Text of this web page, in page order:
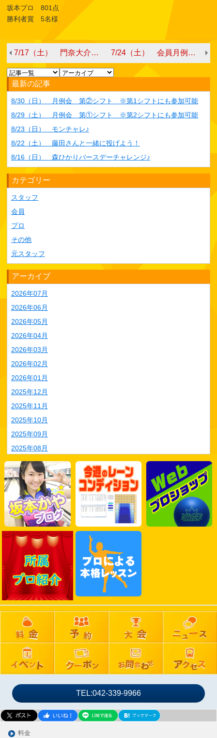
坂本プロ 801点
勝利者賞 5名様
7/17（土） 門奈大介プロチャレンジ 7/24（土） 会員月例会 第①シフト ※日曜日の月例会にも参加可能
最新の記事
8/30（日） 月例会 第②シフト ※第1シフトにも参加可能
8/29（土） 月例会 第①シフト ※第2シフトにも参加可能
8/23（日） モンチャレ♪
8/22（土） 藤田さんと一緒に投げよう！
8/16（日） 森ひかりバースデーチャレンジ♪
カテゴリー
スタッフ
会員
プロ
その他
元スタッフ
アーカイブ
2026年07月
2026年06月
2026年05月
2026年04月
2026年03月
2026年02月
2026年01月
2025年12月
2025年11月
2025年10月
2025年09月
2025年08月
2025年07月
2025年06月
2025年05月
2025年04月
2025年03月
2025年02月
2025年01月
2024年12月
2024年11月
2024年10月
2024年09月
2024年08月
2024年07月
2024年06月
2024年05月
2024年04月
2024年03月
2024年02月
2024年01月
2023年12月
TEL:042-339-9966
料金